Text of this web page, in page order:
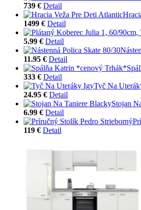
739 € Detail
1499 € Detail
5.99 € Detail
11.95 € Detail
333 € Detail
Tyč Na
24.95 € Detail
Stojan
6.99 € Detail
119 € Detail